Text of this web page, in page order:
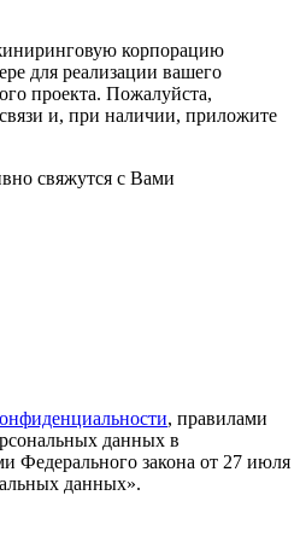
корпорацию
для реализации вашего
проекта. Пожалуйста,
и, при наличии, приложите
свяжутся с Вами
, правилами
данных в
Федерального закона от 27 июля
данных».